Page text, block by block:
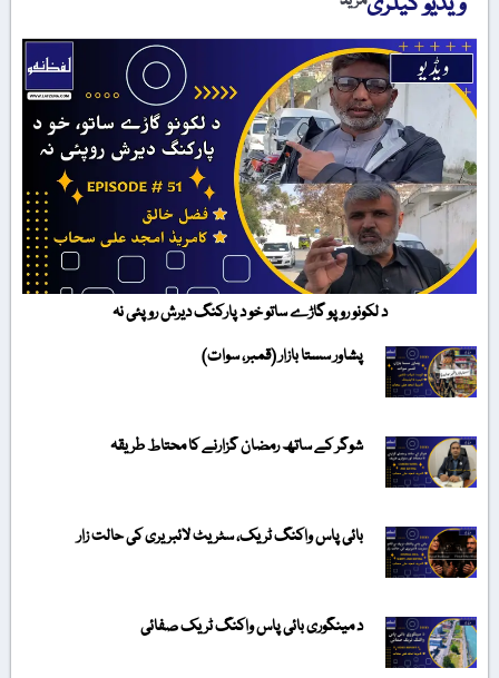
د لکونو روپو گاڑے ساتو خو د پارکنگ دیرش روپئی نہ
پشاور سستا بازار (قمبر، سوات)
شوگر کے ساتھ رمضان گزارنے کا محتاط طریقہ
بائی پاس واکنگ ٹریک، سٹریٹ لائبریری کی حالت زار
د مینگوری بائی پاس واکنگ ٹریک صفائی